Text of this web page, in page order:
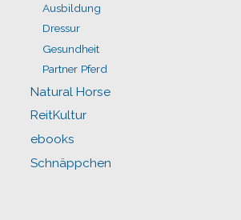
Ausbildung
Dressur
Gesundheit
Partner Pferd
Natural Horse
ReitKultur
ebooks
Schnäppchen